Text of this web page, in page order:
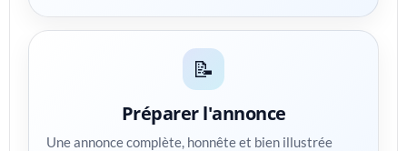
📝
Préparer l'annonce
Une annonce complète, honnête et bien illustrée